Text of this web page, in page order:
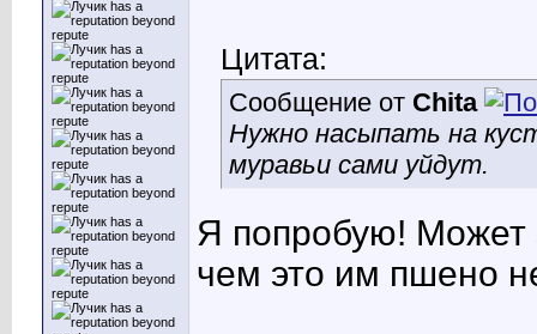
Цитата:
Сообщение от Chita
Нужно насыпать на
муравьи сами уйдут.
Я попробую! Может
чем это им пшено